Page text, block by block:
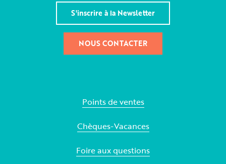
S'inscrire à la Newsletter
NOUS CONTACTER
Points de ventes
Chèques-Vacances
Foire aux questions